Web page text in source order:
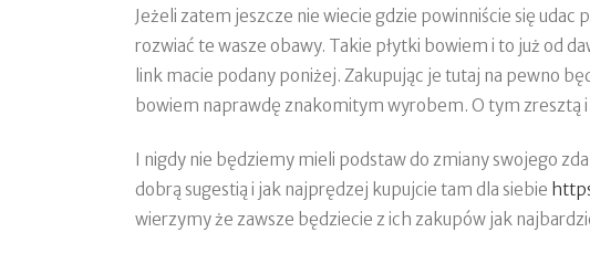
Jeżeli zatem jeszcze nie wiecie gdzie powinniście się
rozwiać te wasze obawy. Takie płytki bowiem i to już od
link macie podany poniżej. Zakupując je tutaj na pewno
bowiem naprawdę znakomitym wyrobem. O tym zresztą
I nigdy nie będziemy mieli podstaw do zmiany swojego
dobrą sugestią i jak najprędzej kupujcie tam dla siebie
wierzymy że zawsze będziecie z ich zakupów jak